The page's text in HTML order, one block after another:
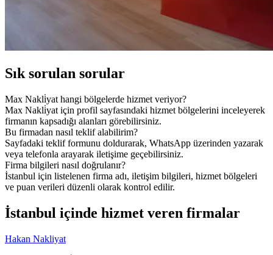
Sık sorulan sorular
Max Nakli̇yat hangi bölgelerde hizmet veriyor?
Max Nakli̇yat için profil sayfasındaki hizmet bölgelerini inceleyerek
firmanın kapsadığı alanları görebilirsiniz.
Bu firmadan nasıl teklif alabilirim?
Sayfadaki teklif formunu doldurarak, WhatsApp üzerinden yazarak
veya telefonla arayarak iletişime geçebilirsiniz.
Firma bilgileri nasıl doğrulanır?
İstanbul için listelenen firma adı, iletişim bilgileri, hizmet bölgeleri
ve puan verileri düzenli olarak kontrol edilir.
İstanbul içinde hizmet veren firmalar
Hakan Nakliyat